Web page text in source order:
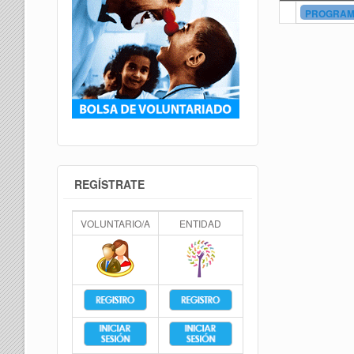
REGÍSTRATE
VOLUNTARIO/A ENTIDAD